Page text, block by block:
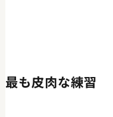
最も皮肉な練習